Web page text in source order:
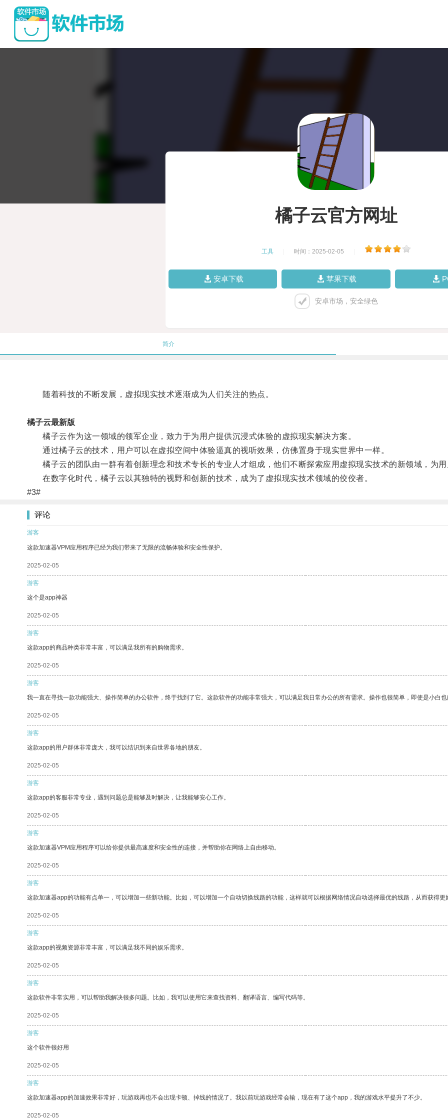
橘子云官方网址
工具 时间：2025-02-05
安卓下载 苹果下载
安卓市场，安全绿色
简介
随着科技的不断发展，虚拟现实技术逐渐成为人们关注的热点。
橘子云最新版
橘子云作为这一领域的领军企业，致力于为用户提供沉浸式体验的虚拟现实解决方案。
通过橘子云的技术，用户可以在虚拟空间中体验逼真的视听效果，仿佛置身于现实世界中一样。
橘子云的团队由一群有着创新理念和技术专长的专业人才组成，他们不断探索应用虚拟现实技术的新领域，为用
在数字化时代，橘子云以其独特的视野和创新的技术，成为了虚拟现实技术领域的佼佼者。
#3#
评论
游客
这款加速器VPM应用程序已经为我们带来了无限的流畅体验和安全性保护。
2025-02-05
游客
这个是app神器
2025-02-05
游客
这款app的商品种类非常丰富，可以满足我所有的购物需求。
2025-02-05
游客
我一直在寻找一款功能强大、操作简单的办公软件，终于找到了它。这款软件的功能非常强大，可以满足我日常办公的所有需求。操作也很简单，即使是小白也
2025-02-05
游客
这款app的用户群体非常庞大，我可以结识到来自世界各地的朋友。
2025-02-05
游客
这款app的客服非常专业，遇到问题总是能够及时解决，让我能够安心工作。
2025-02-05
游客
这款加速器VPM应用程序可以给你提供最高速度和安全性的连接，并帮助你在网络上自由移动。
2025-02-05
游客
这款加速器app的功能有点单一，可以增加一些新功能。比如，可以增加一个自动切换线路的功能，这样就可以根据网络情况自动选择最优的线路，从而获得更
2025-02-05
游客
这款app的视频资源非常丰富，可以满足我不同的娱乐需求。
2025-02-05
游客
这款软件非常实用，可以帮助我解决很多问题。比如，我可以使用它来查找资料、翻译语言、编写代码等。
2025-02-05
游客
这个软件很好用
2025-02-05
游客
这款加速器app的加速效果非常好，玩游戏再也不会出现卡顿、掉线的情况了。我以前玩游戏经常会输，现在有了这个app，我的游戏水平提升了不少。
2025-02-05